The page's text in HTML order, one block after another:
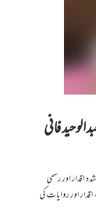
فانی
اقدار اور رسمی
اور روایات کی